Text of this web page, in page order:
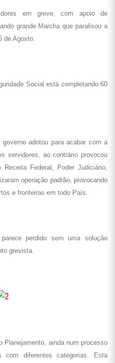
em greve, com apoio de
grande Marcha que paralisou a
de Agosto.
Social está completando 60
adotou para acabar com a
servidores, ao contrário provocou
Federal, Poder Judiciário,
operação padrão, provocando
e fronteiras em todo País.
perdido sem uma solução
grevista.
Planejamento, ainda num processo
com diferentes categorias. Esta